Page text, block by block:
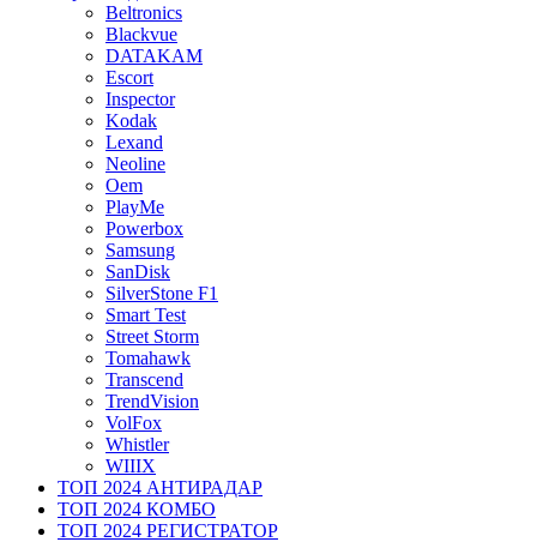
Beltronics
Blackvue
DATAKAM
Escort
Inspector
Kodak
Lexand
Neoline
Oem
PlayMe
Powerbox
Samsung
SanDisk
SilverStone F1
Smart Test
Street Storm
Tomahawk
Transcend
TrendVision
VolFox
Whistler
WIIIX
ТОП 2024 АНТИРАДАР
ТОП 2024 КОМБО
ТОП 2024 РЕГИСТРАТОР